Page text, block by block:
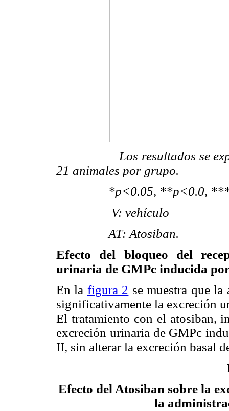
Los resultados se
21 animales por grupo.
*p<0.05, **p<0.0,
V: vehículo
AT: Atosiban.
Efecto del bloqueo del
urinaria de GMPc inducida
En la figura 2 se muestra que
significativamente la excreción
El tratamiento con el atosiban,
excreción urinaria de GMPc
II, sin alterar la excreción basal
Efecto del Atosiban sobre la
la